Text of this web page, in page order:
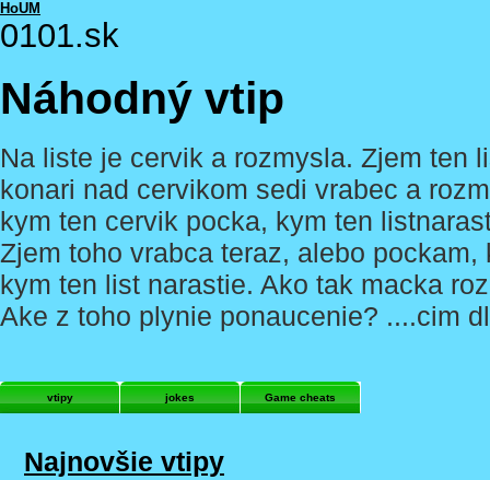
HoUM
0101.sk
Náhodný vtip
Na liste je cervik a rozmysla. Zjem ten
konari nad cervikom sedi vrabec a
kym ten cervik pocka, kym ten
Zjem toho vrabca teraz, alebo
kym ten list narastie. Ako tak macka
Ake z toho plynie ponaucenie? ....cim
vtipy jokes Game cheats
Najnovšie vtipy